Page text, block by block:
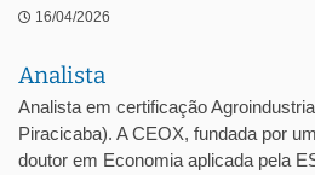
16/04/2026
Analista
Analista em certificação
Piracicaba). A CEOX, fundada por
doutor em Economia aplicada pela